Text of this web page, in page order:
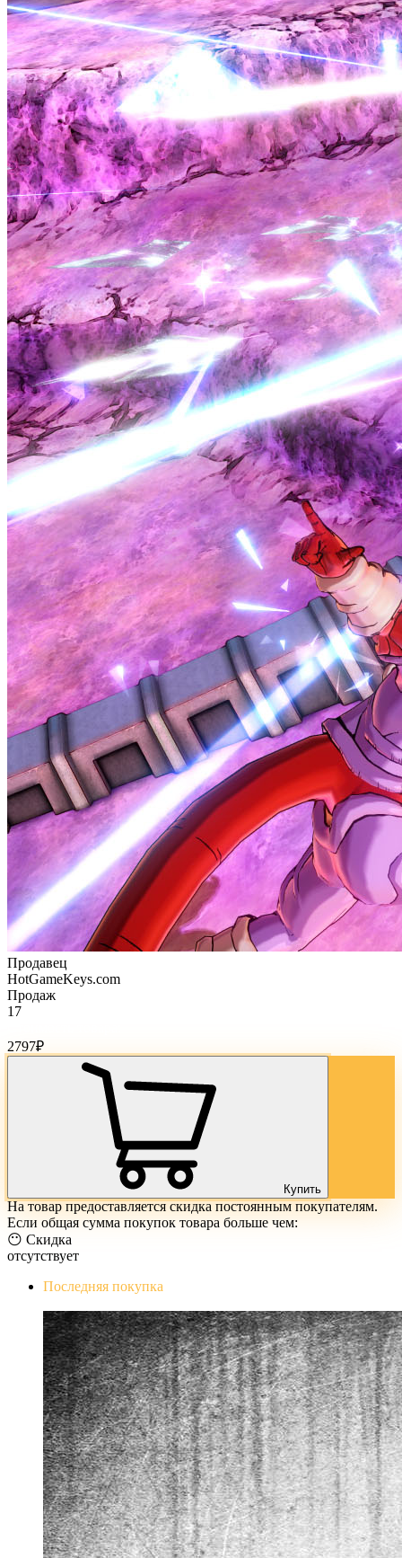
Продавец
HotGameKeys.com
Продаж
17
2797₽
Купить
На товар предоставляется скидка постоянным покупателям.
Если общая сумма покупок товара больше чем:
😶 Скидка
отсутствует
Последняя покупка